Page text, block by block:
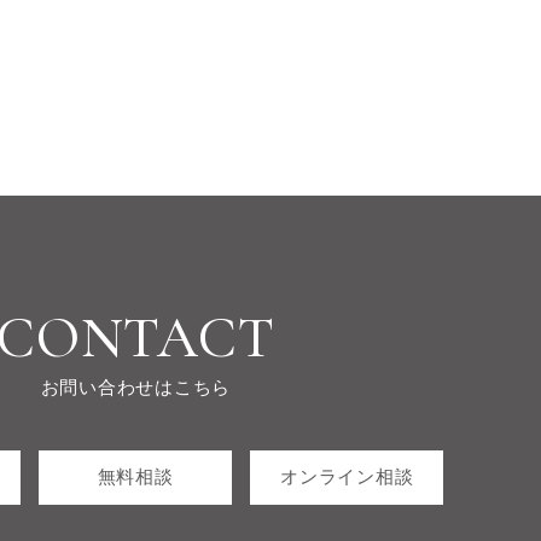
CONTACT
お問い合わせはこちら
無料相談 オンライン相談